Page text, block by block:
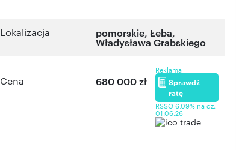
Lokalizacja pomorskie,Łeba,
Władysława Grabskiego
Cena 680 000 zł
Reklama
Sprawdź
ratę
RSSO 6,09% na dz.
01.06.26